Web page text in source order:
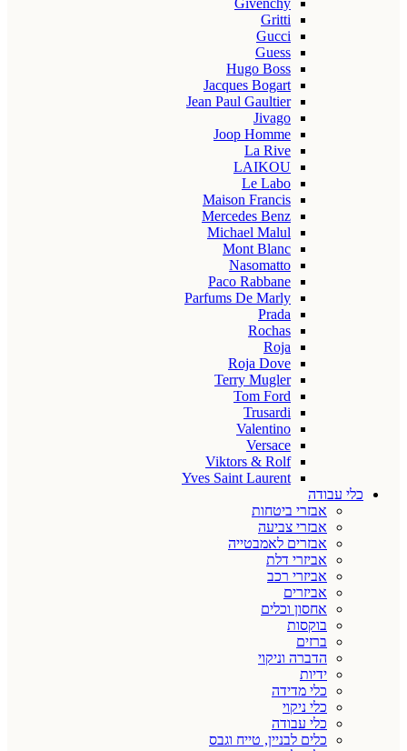
Givenchy
Gritti
Gucci
Guess
Hugo Boss
Jacques Bogart
Jean Paul Gaultier
Jivago
Joop Homme
La Rive
LAIKOU
Le Labo
Maison Francis
Mercedes Benz
Michael Malul
Mont Blanc
Nasomatto
Paco Rabbane
Parfums De Marly
Prada
Rochas
Roja
Roja Dove
Terry Mugler
Tom Ford
Trusardi
Valentino
Versace
Viktors & Rolf
Yves Saint Laurent
כלי עבודה
אבזרי ביטחות
אבזרי צביעה
אבזרים לאמבטייה
אביזרי דלת
אביזרי רכב
אביזרים
אחסון וכלים
בוקסות
ברזים
הדברה וניקוי
ידיות
כלי מדידה
כלי ניקוי
כלי עבודה
כלים לבניין, טייח וגבס